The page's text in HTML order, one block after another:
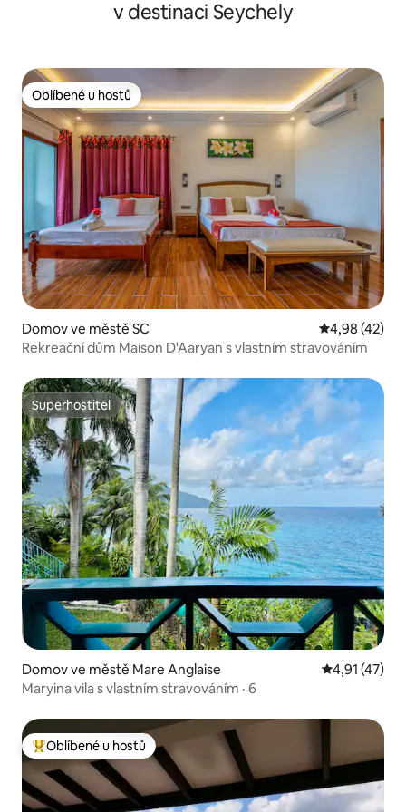
v destinaci Seychely
Oblíbené u hostů
Oblíbené u hostů
Domov ve městě SC Průměrné
4,98 (42)
Rekreační dům Maison D'Aaryan s vlastním stravováním
Superhostitel
Superhostitel
Domov ve městě Mare Anglaise Průměrné
4,91 (47)
Maryina vila s vlastním stravováním · 6
Nejlepší v kategorii Oblíbené u hostů
Oblíbené u hostů